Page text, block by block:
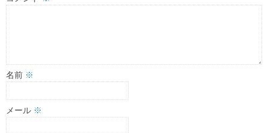
名前 ※
メール ※